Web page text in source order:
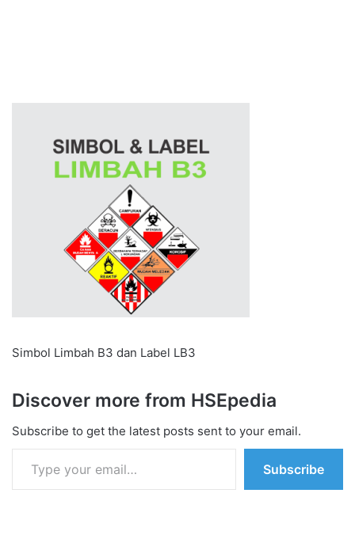
Simbol Limbah B3 dan Label LB3
Discover more from HSEpedia
Subscribe to get the latest posts sent to your email.
Type your email…
Subscribe